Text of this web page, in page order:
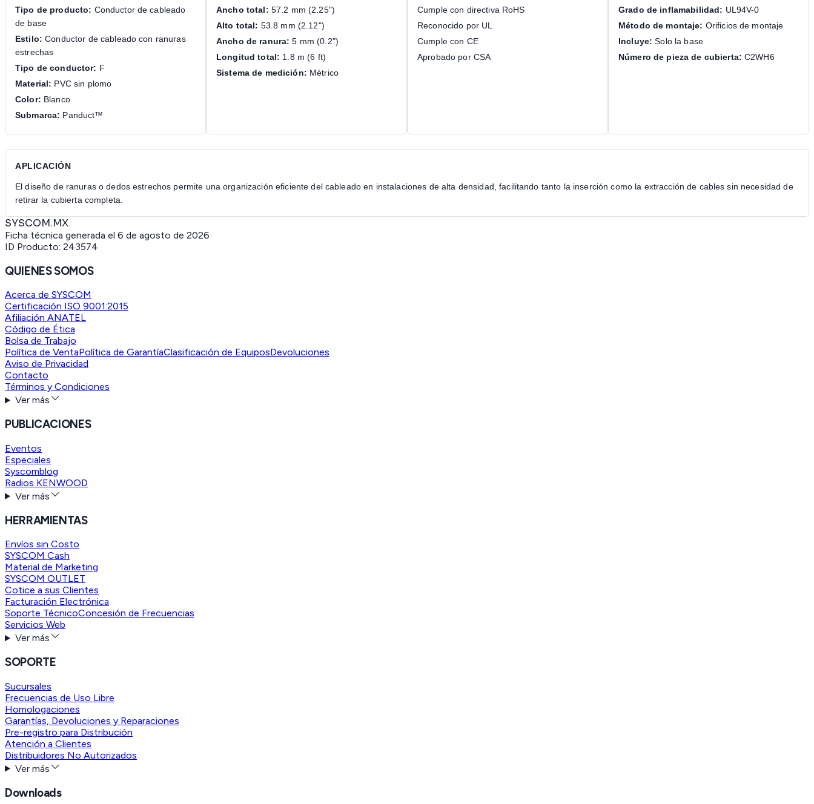
Tipo de producto: Conductor de cableado
de base
Estilo: Conductor de cableado con ranuras
estrechas
Tipo de conductor: F
Material: PVC sin plomo
Color: Blanco
Submarca: Panduct™
Ancho total: 57.2 mm (2.25")
Alto total: 53.8 mm (2.12")
Ancho de ranura: 5 mm (0.2")
Longitud total: 1.8 m (6 ft)
Sistema de medición: Métrico
Cumple con directiva RoHS
Reconocido por UL
Cumple con CE
Aprobado por CSA
Grado de inflamabilidad: UL94V-0
Método de montaje: Orificios de montaje
Incluye: Solo la base
Número de pieza de cubierta: C2WH6
APLICACIÓN
El diseño de ranuras o dedos estrechos permite una organización eficiente del cableado en instalaciones de alta densidad, facilitando tanto la inserción como la extracción de cables sin necesidad de
retirar la cubierta completa.
SYSCOM.MX
Ficha técnica generada el 6 de agosto de 2026
ID Producto: 243574
QUIENES SOMOS
Acerca de SYSCOM
Certificación ISO 9001:2015
Afiliación ANATEL
Código de Ética
Bolsa de Trabajo
Política de VentaPolítica de GarantíaClasificación de EquiposDevoluciones
Aviso de Privacidad
Contacto
Términos y Condiciones
Ver más
PUBLICACIONES
Eventos
Especiales
Syscomblog
Radios KENWOOD
Ver más
HERRAMIENTAS
Envíos sin Costo
SYSCOM Cash
Material de Marketing
SYSCOM OUTLET
Cotice a sus Clientes
Facturación Electrónica
Soporte TécnicoConcesión de Frecuencias
Servicios Web
Ver más
SOPORTE
Sucursales
Frecuencias de Uso Libre
Homologaciones
Garantías, Devoluciones y Reparaciones
Pre-registro para Distribución
Atención a Clientes
Distribuidores No Autorizados
Ver más
Downloads